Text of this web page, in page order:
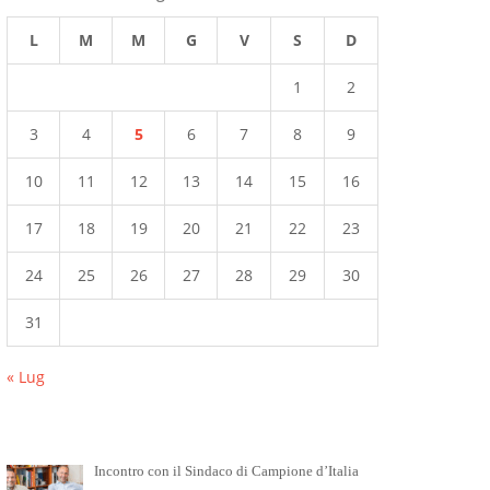
L M M G V S D
1 2
3 4 5 6 7 8 9
10 11 12 13 14 15 16
17 18 19 20 21 22 23
24 25 26 27 28 29 30
31
« Lug
Incontro con il Sindaco di Campione d’Italia